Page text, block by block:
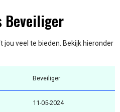
Beveiliger
veel te bieden. Bekijk hieronder
Beveiliger
11-05-2024